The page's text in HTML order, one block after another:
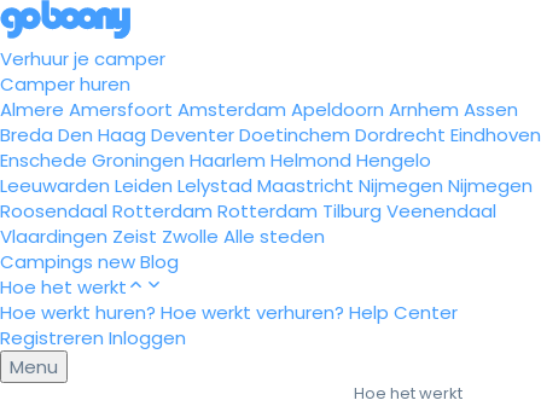
Verhuur je camper
Camper huren
Almere Amersfoort Amsterdam Apeldoorn Arnhem Assen
Breda Den Haag DeventerDoetinchem Dordrecht Eindhoven
Enschede Groningen Haarlem Helmond Hengelo
Leeuwarden Leiden Lelystad Maastricht Nijmegen Nijmegen
Roosendaal Rotterdam Rotterdam Tilburg Veenendaal
Vlaardingen Zeist Zwolle Alle steden
Campings newBlog
Hoe het werkt
Hoe werkt huren? Hoe werkt verhuren? Help Center
Registreren Inloggen
Menu
Hoe het werkt